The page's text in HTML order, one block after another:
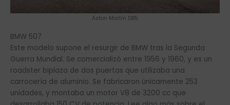
Aston Martin DB5
BMW 507
Este modelo supone el resurgir de BMW tras la Segunda
Guerra Mundial. Se comercializó entre 1956 y 1960, y es un
roadster biplaza de dos puertas que utilizaba una
carrocería de aluminio. Se fabricaron únicamente 253
unidades, y montaba un motor V8 de 3200 cc que